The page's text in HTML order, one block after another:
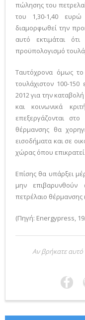
πώλησης του
του 1,30-1,40
διαμορφωθεί την
αυτό εκτιμάται
προϋπολογισμό
Ταυτόχρονα όμως
τουλάχιστον 100-
2012 για την
και κοινωνικά
επεξεργάζονται
θέρμανσης θα
εισοδήματα και σε
χώρας όπου
Επίσης θα υπάρξει
μην
πετρέλαιο θέρμανσης
(Πηγή: Energypress,
Αν βρήκατε